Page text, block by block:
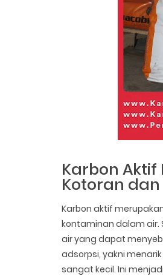
Karbon
Kotoran
Karbon aktif
kontaminan dalam
air yang dapat
adsorpsi, yakni
sangat kecil. Ini